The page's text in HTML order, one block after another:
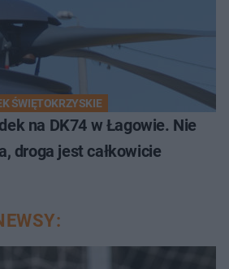
ŚWIĘTOKRZYSKIE
na DK74 w Łagowie. Nie
droga jest całkowicie